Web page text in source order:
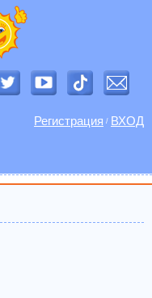
Регистрация / ВХОД